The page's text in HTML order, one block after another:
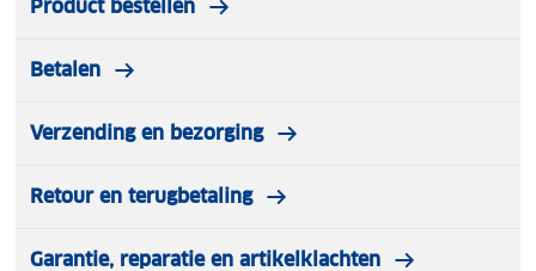
Product bestellen
Betalen
Verzending en bezorging
Retour en terugbetaling
Garantie, reparatie en artikelklachten